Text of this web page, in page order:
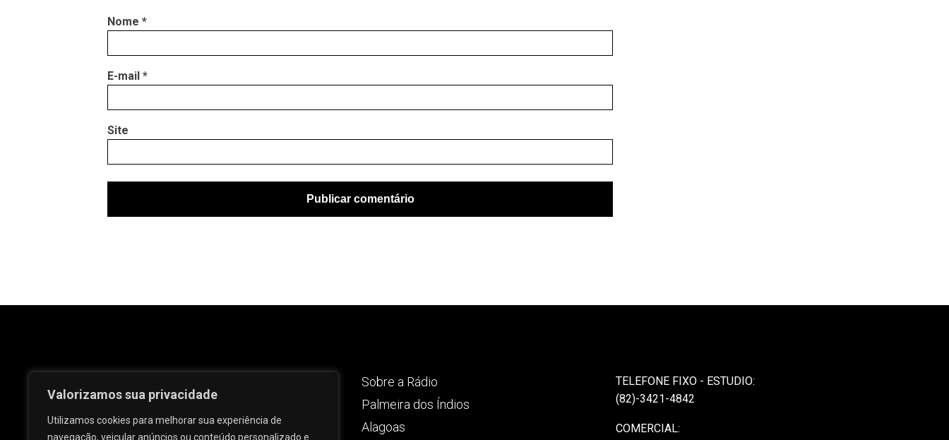
Valorizamos sua privacidade
Utilizamos cookies para melhorar sua experiência de
navegação, veicular anúncios ou conteúdo personalizado e
Nome *
E-mail *
Site
Sobre a Rádio
Palmeira dos Índios
Alagoas
TELEFONE FIXO - ESTUDIO:
(82)-3421-4842
COMERCIAL: